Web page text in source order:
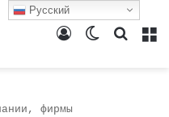
Поиск
Switch
Войти
фирмы
Русский